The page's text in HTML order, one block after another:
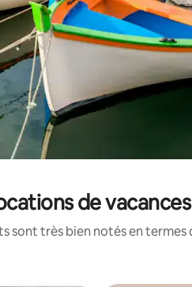
de
sont très bien notés en